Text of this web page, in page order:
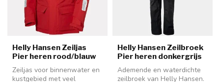
Helly Hansen Zeiljas
Pier heren rood/blauw
Zeiljas voor binnenwater en
kustgebied met veel
Helly Hansen Zeilbroek
Pier heren donkergrijs
Ademende en waterdichte
zeilbroek van Helly Hansen.